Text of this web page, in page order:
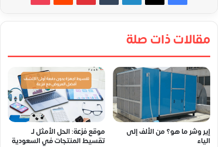
مقالات ذات صلة
إير وشر ما هو؟ من الألف إلى
الياء
موقع فزعة: الحل الأمثل لـ
تقسيط المنتجات في السعودية